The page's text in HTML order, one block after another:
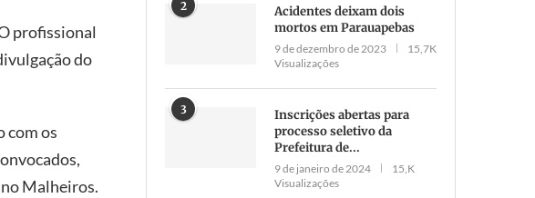
profissional
do
com os
Malheiros.
2
Acidentes deixam dois
mortos em Parauapebas
9 de dezembro de 2023
15,7K
Visualizações
3
Inscrições abertas para
processo seletivo da
Prefeitura de...
9 de janeiro de 2024
15,K
Visualizações